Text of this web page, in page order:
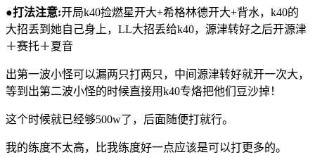
●打法注意:开局k40捡燃星开大+希格林德开大+背水，k40的
大招丢到她自己身上，LL大招丢给k40，源津转好之后开源津
＋赛托＋夏音
出第一波小怪可以漏两只打两只，中间源津转好就开一次大，
等到出第二波小怪的时候直接用k40专烙把他们豆沙掉！
这个时候就已经够500w了，后面随便打就行。
我的练度不太高，比我练度好一点应该是可以打更多的。